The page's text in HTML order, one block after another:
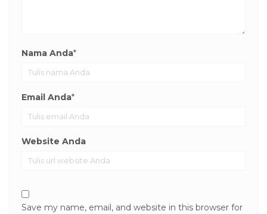
Nama Anda*
Email Anda*
Website Anda
Save my name, email, and website in this browser for